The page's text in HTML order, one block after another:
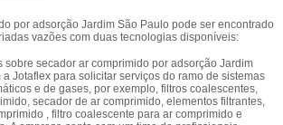
por adsorção Jardim São Paulo pode ser encontrado
vazões com duas tecnologias disponíveis:
sobre secador ar comprimido por adsorção Jardim
Jotaflex para solicitar serviços do ramo de sistemas
e de gases, por exemplo, filtros coalescentes,
secador de ar comprimido, elementos filtrantes,
, filtro coalescente para ar comprimido e